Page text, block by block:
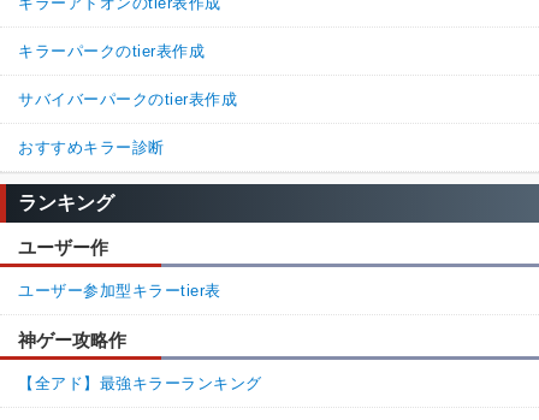
キラーパークのtier表作成
サバイバーパークのtier表作成
おすすめキラー診断
ランキング
ユーザー作
ユーザー参加型キラーtier表
神ゲー攻略作
【全アド】最強キラーランキング